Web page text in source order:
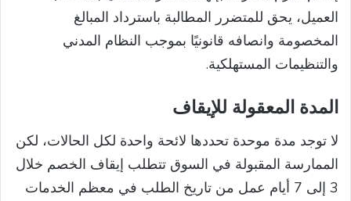
العميل، يحق للمتضرر المطالبة باسترداد المبالغ
المخصومة وانصافه قانونيًا بموجب النظام المدني
والتنظيمات المستهلكية.
المدة المعقولة للإيقاف
لا توجد مدة موحدة تحددها لائحة واحدة لكل الحالات، لكن
الممارسة المقبولة في السوق تتطلب إيقاف الخصم خلال
3 إلى 7 أيام عمل من تاريخ الطلب في معظم الخدمات